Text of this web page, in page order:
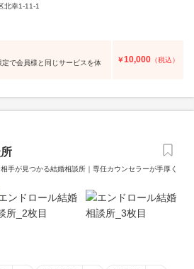
北幸1-11-1
定で会員様と同じサービスを体
￥10,000 （税込）
手が見つかる結婚相談所｜専任カウンセラーが手厚く